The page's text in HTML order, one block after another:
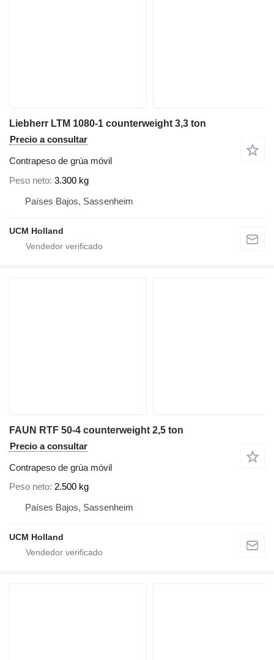
Liebherr LTM 1080-1 counterweight 3,3 ton
Precio a consultar
Contrapeso de grúa móvil
Peso neto 3.300 kg
Países Bajos, Sassenheim
UCM Holland
FAUN RTF 50-4 counterweight 2,5 ton
Precio a consultar
Contrapeso de grúa móvil
Peso neto 2.500 kg
Países Bajos, Sassenheim
UCM Holland